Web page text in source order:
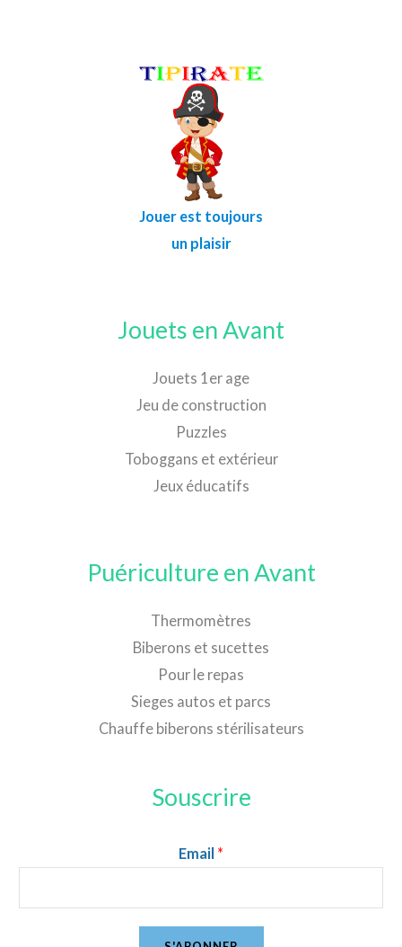
Jouer est toujours
un plaisir
Jouets en Avant
Jouets 1er age
Jeu de construction
Puzzles
Toboggans et extérieur
Jeux éducatifs
Puériculture en Avant
Thermomètres
Biberons et sucettes
Pour le repas
Sieges autos et parcs
Chauffe biberons stérilisateurs
Souscrire
Email *